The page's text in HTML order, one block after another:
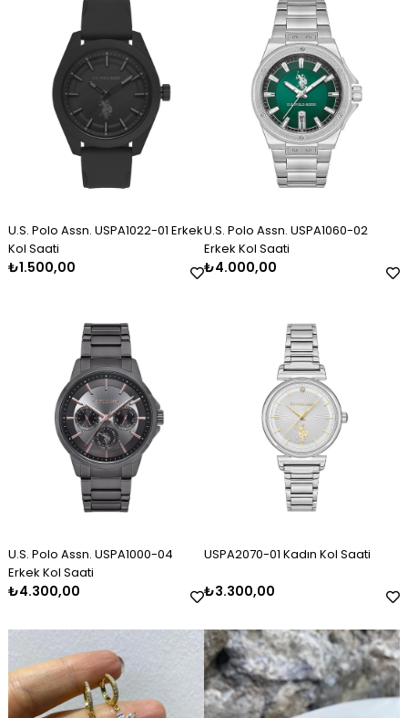
Erkek Gümüş Kazaziye Tesbih
₺2.120,00
Kadın Gümüş Trend Tasarım
₺11.000,00
Kadın Gümüş Taşlı Markiz
Bileklik 2325
₺3.000,00
U.S. Polo Assn. USPA1022-01 Erkek
Kol Saati
₺1.500,00
U.S. Polo Assn. USPA1060-02
Erkek Kol Saati
₺4.000,00
U.S. Polo Assn. USPA1000-04
Erkek Kol Saati
₺4.300,00
USPA2070-01 Kadın Kol Saati
₺3.300,00